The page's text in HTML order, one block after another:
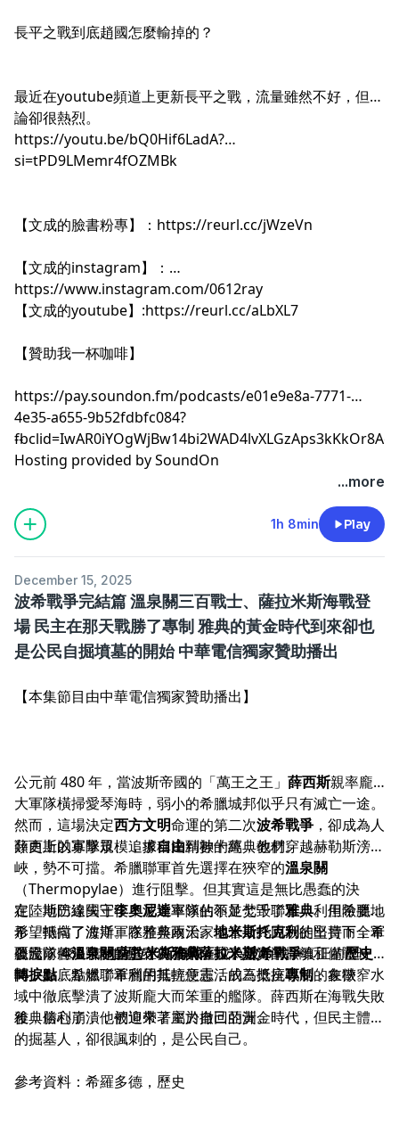
長平之戰到底趙國怎麼輸掉的？
最近在youtube頻道上更新長平之戰，流量雖然不好，但討
論卻很熱烈。
https://youtu.be/bQ0Hif6LadA?
si=tPD9LMemr4fOZMBk
【文成的臉書粉專】： https://reurl.cc/jWzeVn
【文成的instagram】：
https://www.instagram.com/0612ray
【文成的youtube】:https://reurl.cc/aLbXL7
【贊助我一杯咖啡】
https://pay.soundon.fm/podcasts/e01e9e8a-7771-
4e35-a655-9b52fdbfc084?
--
Hosting provided bySoundOn
...more
1h 8min Play
December 15, 2025
波希戰爭完結篇 溫泉關三百戰士、薩拉米斯海戰登
場 民主在那天戰勝了專制 雅典的黃金時代到來卻也
是公民自掘墳墓的開始 中華電信獨家贊助播出
【本集節目由中華電信獨家贊助播出】
公元前 480 年，當波斯帝國的「萬王之王」 薛西斯親率龐
大軍隊橫掃愛琴海時，弱小的希臘城邦似乎只有滅亡一途。
然而，這場決定西方文明命運的第二次波希戰爭 ，卻成為人
類史上以寡擊眾、追求自由精神的經典教材。
薛西斯的軍隊規模，據稱達到數十萬，他們穿越赫勒斯滂海
峽，勢不可擋。希臘聯軍首先選擇在狹窄的溫泉關
（Thermopylae）進行阻擊。但其實這是無比愚蠢的決
定。斯巴達國王李奧尼達率領的不足七千聯軍，利用險要地
形，抵擋了波斯軍隊整整兩天。儘管最終因叛徒出賣而全軍
覆沒，但溫泉關的堅守為雅典爭取了寶貴的撤離和備戰時
間，徹底點燃了希臘的抵抗意志，成為抵抗專制的象徵。
在陸地防線失守後，波斯軍隊佔領並焚毀了雅典。但希臘的
希望轉向了海洋。在雅典政治家地米斯托克利的堅持下，希
臘艦隊將決戰地點選在狹窄的薩拉米斯海灣。
公元前 480 年的薩拉米斯海戰，成為波希戰爭真正的歷史
轉捩點。希臘聯軍利用其輕便靈活的三槳座戰船，在狹窄水
域中徹底擊潰了波斯龐大而笨重的艦隊。薛西斯在海戰失敗
後，信心崩潰，被迫帶著主力撤回亞洲。
雅典勝利了，他們迎來了屬於自己的黃金時代，但民主體制
的掘墓人，卻很諷刺的，是公民自己。
參考資料：希羅多德，歷史